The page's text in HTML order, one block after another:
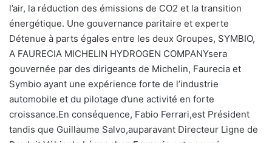
l’air, la réduction des émissions de CO2 et la transition
énergétique. Une gouvernance paritaire et experte
Détenue à parts égales entre les deux Groupes, SYMBIO,
A FAURECIA MICHELIN HYDROGEN COMPANYsera
gouvernée par des dirigeants de Michelin, Faurecia et
Symbio ayant une expérience forte de l’industrie
automobile et du pilotage d’une activité en forte
croissance.En conséquence, Fabio Ferrari,est Président
tandis que Guillaume Salvo,auparavant Directeur Ligne de